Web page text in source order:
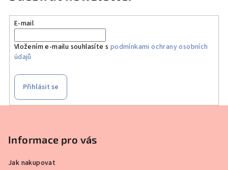
E-mail
Vložením e-mailu souhlasíte s podmínkami ochrany osobních
údajů
Přihlásit se
Informace pro vás
Jak nakupovat